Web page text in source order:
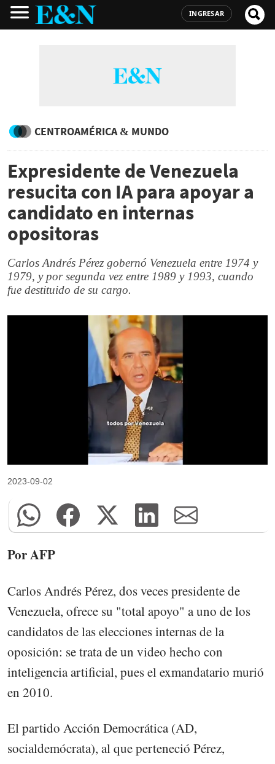
INGRESAR
CENTROAMÉRICA & MUNDO
Expresidente de Venezuela
resucita con IA para apoyar a
candidato en internas
opositoras
Carlos Andrés Pérez gobernó Venezuela entre 1974 y
1979, y por segunda vez entre 1989 y 1993, cuando
fue destituido de su cargo.
2023-09-02
Por AFP
Carlos Andrés Pérez, dos veces presidente de
Venezuela, ofrece su "total apoyo" a uno de los
candidatos de las elecciones internas de la
oposición: se trata de un video hecho con
inteligencia artificial, pues el exmandatario murió
en 2010.
El partido Acción Democrática (AD,
socialdemócrata), al que perteneció Pérez,